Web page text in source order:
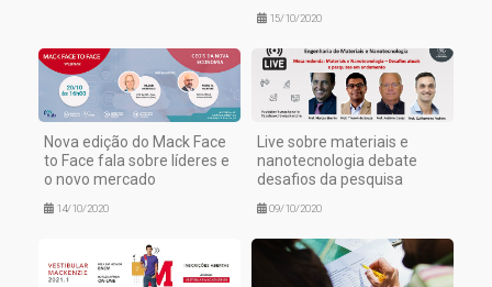
15/10/2020
Nova edição do Mack Face
to Face fala sobre líderes e
o novo mercado
14/10/2020
Live sobre materiais e
nanotecnologia debate
desafios da pesquisa
09/10/2020